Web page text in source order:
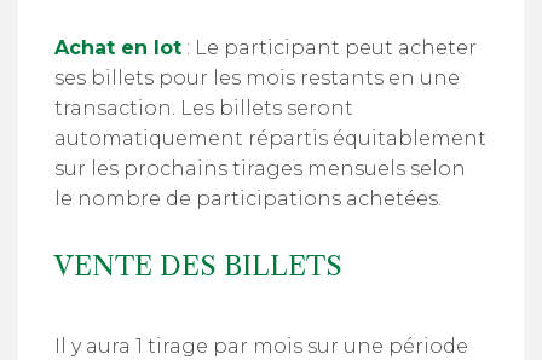
Achat en lot : Le participant peut acheter
ses billets pour les mois restants en une
transaction. Les billets seront
automatiquement répartis équitablement
sur les prochains tirages mensuels selon
le nombre de participations achetées.
VENTE DES BILLETS
Il y aura 1 tirage par mois sur une période